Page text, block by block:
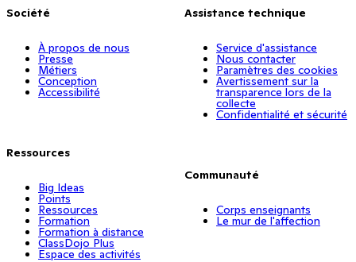
Société
À propos de nous
Presse
Métiers
Conception
Accessibilité
Ressources
Big Ideas
Points
Ressources
Formation
Formation à distance
ClassDojo Plus
Espace des activités
Assistance technique
Service d'assistance
Nous contacter
Paramètres des cookies
Avertissement sur la
transparence lors de la
collecte
Confidentialité et sécurité
Communauté
Corps enseignants
Le mur de l'affection